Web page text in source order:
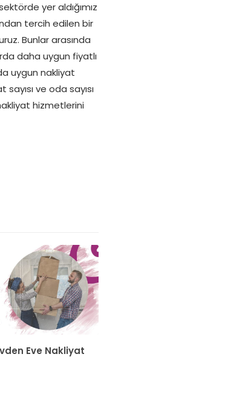
yer aldığımız
tercih edilen bir
Bunlar arasında
daha uygun fiyatlı
uygun nakliyat
ve oda sayısı
hizmetlerini
Eve Nakliyat